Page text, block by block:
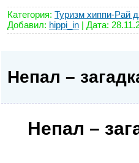
Категория: Туризм хиппи-Рай
Добавил: hippi_in | Дата:
Непал –
Непал –